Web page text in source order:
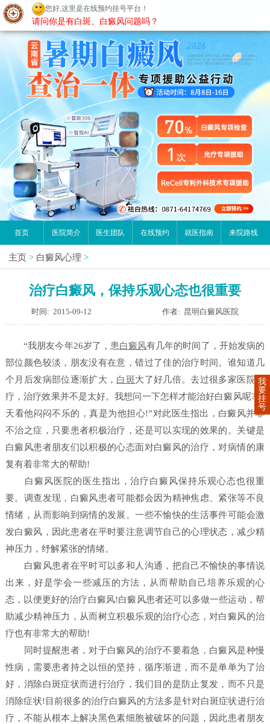
昆明白癜风医院
首页 医院简介 医生团队 在线预约 就医指南 来院路线
主页 > 白癜风心理 >
治疗白癜风，保持乐观心态也很重要
时间: 2015-09-12 作者: 昆明白癜风医院
“我朋友今年26岁了，患白癜风有几年的时间了，开始发病的
部位颜色较淡，朋友没有在意，错过了佳的治疗时间。谁知道几
个月后发病部位逐渐扩大， 白斑大了好几倍。去过很多家医院治
疗，治疗效果并不是太好。我想问一下怎样才能治好白癜风呢?每
天看他闷闷不乐的，真是为他担心!”对此医生指出，白癜风并非
不治之症，只要患者积极治疗，还是可以实现的效果的。关键是
白癜风患者朋友们以积极的心态面对白癜风的治疗，对病情的康
复有着非常大的帮助!
白癜风医院的医生指出，治疗白癜风保持乐观心态也很重
要。调查发现，白癜风患者可能都会因为精神焦虑、紧张等不良
情绪，从而影响到病情的发展。一些不愉快的生活事件可能会激
发白癜风，因此患者在平时要注意调节自己的心理状态，减少精
神压力，纾解紧张的情绪。
白癜风患者在平时可以多和人沟通，把自己不愉快的事情说
出来，好是学会一些减压的方法，从而帮助自己培养乐观的心
态，以便更好的治疗白癜风!白癜风患者还可以多做一些运动，帮
助减少精神压力，从而树立积极乐观的治疗心态，对白癜风的治
疗也有非常大的帮助!
同时提醒患者，对于白癜风的治疗不要着急，白癜风是种慢
性病，需要患者持之以恒的坚持，循序渐进，而不是单单为了治
好，消除白斑症状而进行治疗，我们目的是防止复发，而不只是
消除症状!目前很多的治疗白癜风的方法多是针对白斑症状进行治
疗，不能从根本上解决黑色素细胞被破坏的问题，因此患者朋友
我
要
挂
号
您好,这里是在线预约挂号平台！
请问你是有白斑、白癜风问题吗？